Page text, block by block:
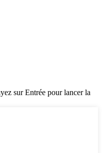
sur Entrée pour lancer la